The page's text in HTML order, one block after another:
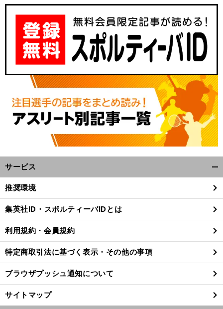
前
サービス
閉
る
推奨環境
集英社ID・スポルティーバIDとは
利用規約・会員規約
特定商取引法に基づく表示・その他の事項
ブラウザプッシュ通知について
サイトマップ